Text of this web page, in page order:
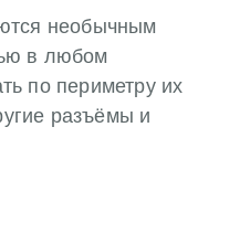
необычным
в любом
по периметру их
разъёмы и